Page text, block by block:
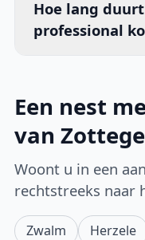
Hoe lang
professional
Een nest
van
Woont u in een
rechtstreeks naar
Zwalm Herzele